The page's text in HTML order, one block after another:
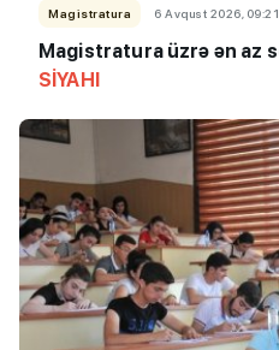
Magistratura 6 Avqust 2026, 09:21
Magistratura üzrə ən az
SİYAHI